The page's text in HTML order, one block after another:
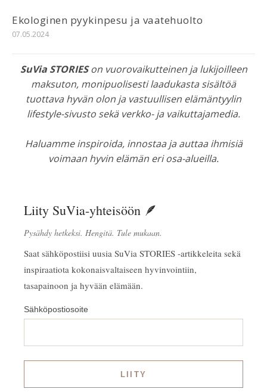
Ekologinen pyykinpesu ja vaatehuolto
07.05.2024
SuVia STORIESon vuorovaikutteinen ja lukijoilleen
maksuton, monipuolisesti laadukasta sisältöä
tuottava hyvän olon ja vastuullisen elämäntyylin
lifestyle-sivusto sekä verkko- ja vaikuttajamedia.
Haluamme inspiroida, innostaa ja auttaa ihmisiä
voimaan hyvin elämän eri osa-alueilla.
Liity SuVia-yhteisöön 🪶
Pysähdy hetkeksi. Hengitä. Tule mukaan.
Saat sähköpostiisi uusia SuVia STORIES -artikkeleita sekä
inspiraatiota kokonaisvaltaiseen hyvinvointiin,
tasapainoon ja hyvään elämään.
Sähköpostiosoite